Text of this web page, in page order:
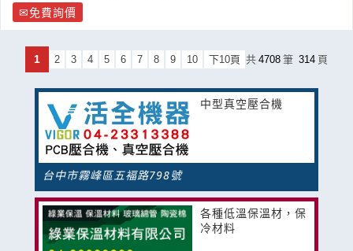
商 免費詢價
1 2 3 4 5 6 7 8 9 10 下10頁 共 4708 筆 314 頁
中型真空壓合機
台中市霧峰區五褔路798號
各種低溫保溫材，保
冷材料